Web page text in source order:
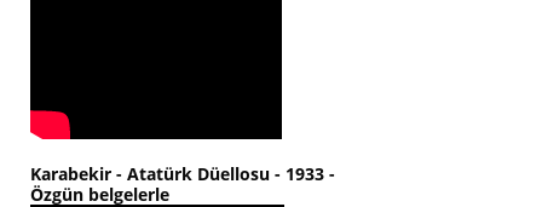
Karabekir - Atatürk Düellosu - 1933 -
Özgün belgelerle